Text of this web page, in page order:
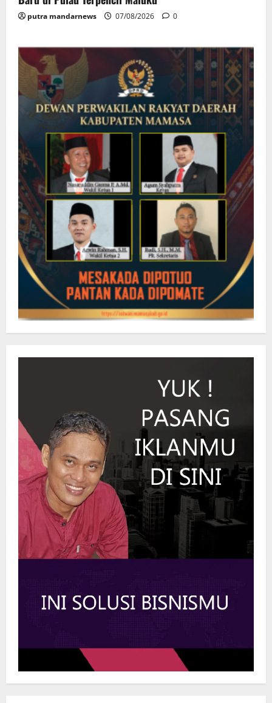
putra mandarnews 07/08/2026 0